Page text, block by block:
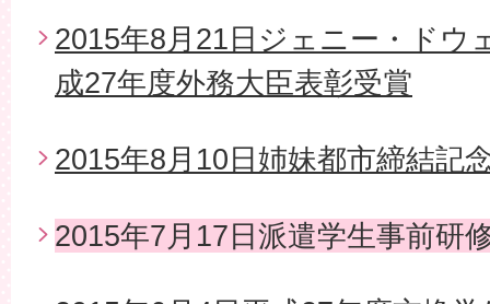
2015年8月21日ジェニー・ドウ
成27年度外務大臣表彰受賞
2015年8月10日姉妹都市締結記
2015年7月17日派遣学生事前研